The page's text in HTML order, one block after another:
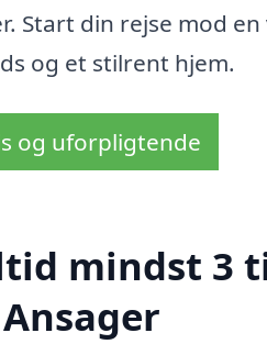
Start din rejse mod
og et stilrent hjem.
og uforpligtende
mindst 3